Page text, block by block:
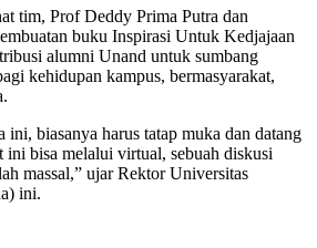
tim, Prof Deddy Prima Putra dan
buku Inspirasi Untuk Kedjajaan
alumni Unand untuk sumbang
kehidupan kampus, bermasyarakat,
biasanya harus tatap muka dan datang
ini bisa melalui virtual, sebuah diskusi
massal,” ujar Rektor Universitas
ini.